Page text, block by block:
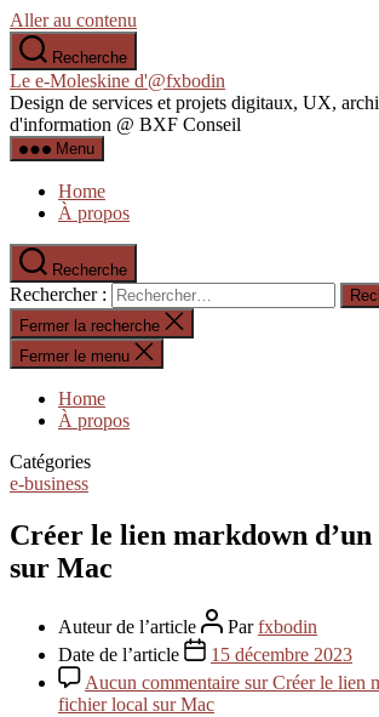
Aller au contenu
Recherche
Le e-Moleskine d'@fxbodin
Design de services et projets digitaux, UX,
d'information @ BXF Conseil
Menu
Home
À propos
Recherche
Rechercher :
Fermer la recherche
Fermer le menu
Home
À propos
Catégories
e-business
Créer le lien markdown
sur Mac
Auteur de l’article Parfxbodin
Date de l’article
15 décembre 2023
Aucun commentaire sur Créer le lien
fichier local sur Mac